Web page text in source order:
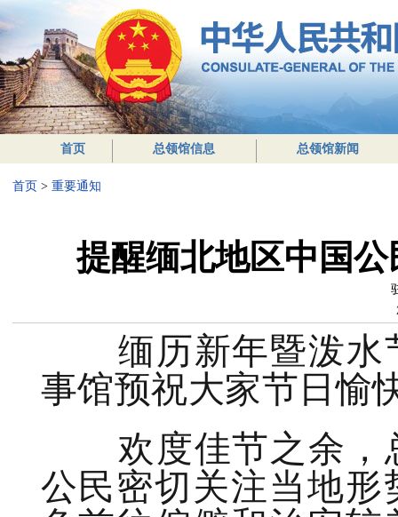
首页 总领馆信息 总领馆新闻
首页 > 重要通知
提醒缅北地区中国
缅历新年暨泼水
事馆预祝大家节日愉
欢度佳节之余，
公民密切关注当地